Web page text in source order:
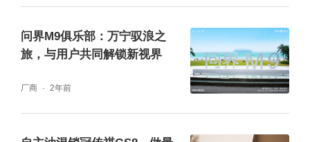
问界M9俱乐部：万宁驭浪之
旅，与用户共同解锁新视界
厂商 2年前